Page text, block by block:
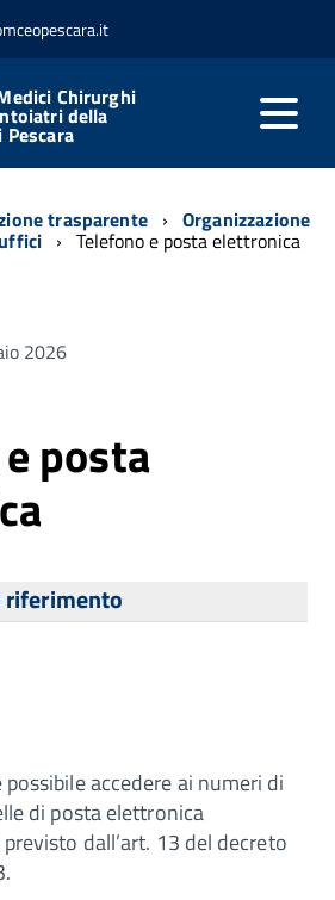
Chirurghi
della
trasparente Organizzazione
Telefono e posta elettronica
2026
posta
accedere ai numeri di
di posta elettronica
dall’art. 13 del decreto